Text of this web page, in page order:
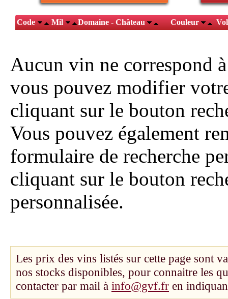
Code Mil Domaine - Château Couleur
Aucun vin ne correspond
vous pouvez modifier
cliquant sur le bouton
Vous pouvez également
formulaire de recherche
cliquant sur le bouton
personnalisée.
Les prix des vins listés sur cette page sont
nos stocks disponibles, pour connaitre les
contacter par mail à info@gvf.fr en